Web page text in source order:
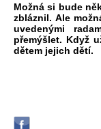
Možná si bude
zbláznil. Ale
uvedenými
přemýšlet. Když
dětem jejich dětí.